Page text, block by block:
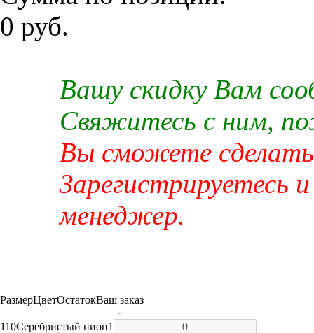
0 руб.
Вашу скидку Вам
Свяжитесь с ним,
Вы сможете сделать
Зарегистрируетесь
менеджер.
РазмерЦветОстатокВаш заказ
110Серебристый пион1
-